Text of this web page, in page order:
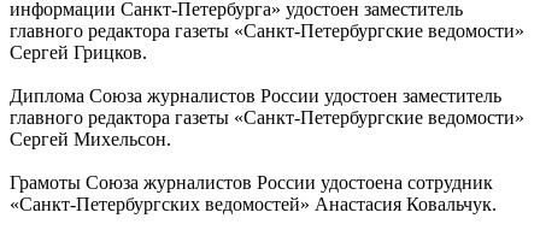
информации Санкт-Петербурга» удостоен заместитель
главного редактора газеты «Санкт-Петербургские ведомости»
Сергей Грицков.
Диплома Союза журналистов России удостоен заместитель
главного редактора газеты «Санкт-Петербургские ведомости»
Сергей Михельсон.
Грамоты Союза журналистов России удостоена сотрудник
«Санкт-Петербургских ведомостей» Анастасия Ковальчук.